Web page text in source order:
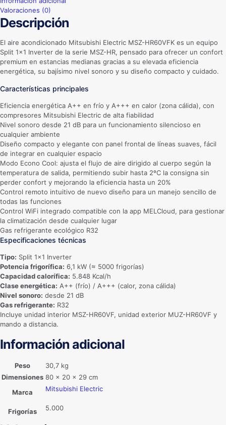
Valoraciones (0)
Descripción
El aire acondicionado Mitsubishi Electric MSZ-HR60VFK es un equipo
Split 1×1 Inverter de la serie MSZ-HR, pensado para ofrecer un confort
premium en estancias medianas gracias a su elevada eficiencia
energética, su bajísimo nivel sonoro y su diseño compacto y cuidado.
Características principales
Eficiencia energética A++ en frío y A+++ en calor (zona cálida), con
compresores Mitsubishi Electric de alta fiabilidad
Nivel sonoro desde 21 dB para un funcionamiento silencioso en
cualquier ambiente
Diseño compacto y elegante con panel frontal de líneas suaves, fácil
de integrar en cualquier espacio
Modo Econo Cool: ajusta el flujo de aire dirigido al cuerpo según la
temperatura de salida, permitiendo subir hasta 2ºC la consigna sin
perder confort y mejorando la eficiencia hasta un 20%
Control remoto intuitivo de nuevo diseño para un manejo sencillo de
todas las funciones
Control WiFi integrado compatible con la app MELCloud, para gestionar
la climatización desde cualquier lugar
Gas refrigerante ecológico R32
Especificaciones técnicas
Tipo: Split 1×1 Inverter
Potencia frigorífica: 6,1 kW (≈ 5000 frigorías)
Capacidad calorífica: 5.848 Kcal/h
Clase energética: A++ (frío) / A+++ (calor, zona cálida)
Nivel sonoro: desde 21 dB
Gas refrigerante: R32
Incluye unidad interior MSZ-HR60VF, unidad exterior MUZ-HR60VF y
mando a distancia.
Información adicional
Peso
30,7 kg
Dimensiones 80 × 20 × 29 cm
Marca
Mitsubishi Electric
Frigorías 5.000